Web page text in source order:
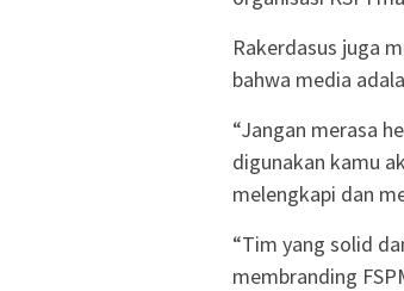
Rakerdasus juga
bahwa media
“Jangan merasa
digunakan kamu
melengkapi dan
“Tim yang solid
membranding